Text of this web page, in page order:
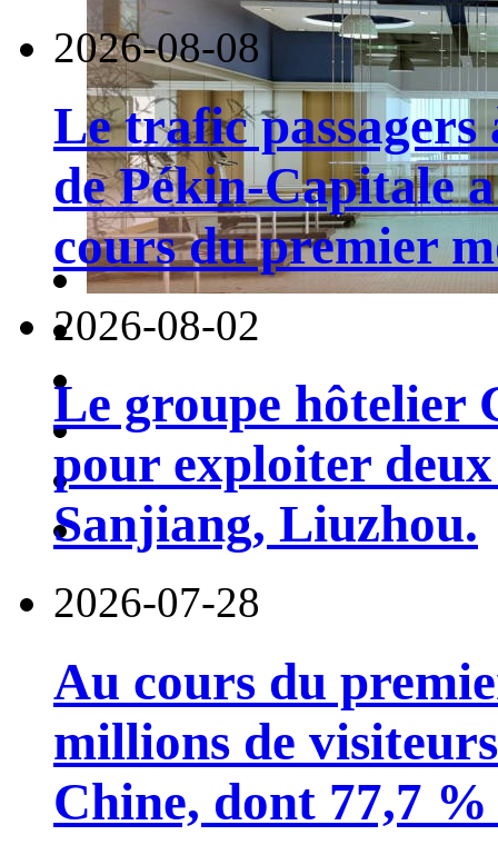
2026-08-08
Le trafic
de Pékin-Capitale
cours du premier
2026-08-02
Le groupe hôtelier
pour exploiter
Sanjiang, Liuzhou.
2026-07-28
Au cours du
millions de
Chine, dont 77,7 %